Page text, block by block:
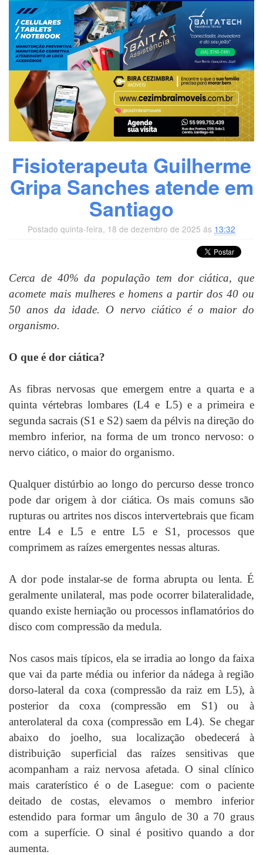
Fisioterapeuta Guilherme
Gripa Sanches atende em
Santiago
Postado quinta-feira, 18 de dezembro de 2025 ás 13:32
Cerca de 40% da população tem dor ciática, que
acomete mais mulheres e homens a partir dos 40 ou
50 anos da idade. O nervo ciático é o maior do
organismo.
O que é dor ciática?
As fibras nervosas que emergem entre a quarta e a
quinta vértebras lombares (L4 e L5) e a primeira e
segunda sacrais (S1 e S2) saem da pélvis na direção do
membro inferior, na forma de um tronco nervoso: o
nervo ciático, o maior do organismo.
Qualquer distúrbio ao longo do percurso desse tronco
pode dar origem à dor ciática. Os mais comuns são
rupturas ou artrites nos discos intervertebrais que ficam
entre L4 e L5 e entre L5 e S1, processos que
comprimem as raízes emergentes nessas alturas.
A dor pode instalar-se de forma abrupta ou lenta. É
geralmente unilateral, mas pode ocorrer bilateralidade,
quando existe herniação ou processos inflamatórios do
disco com compressão da medula.
Nos casos mais típicos, ela se irradia ao longo da faixa
que vai da parte média ou inferior da nádega à região
dorso-lateral da coxa (compressão da raiz em L5), à
posterior da coxa (compressão em S1) ou à
anterolateral da coxa (compressão em L4). Se chegar
abaixo do joelho, sua localização obedecerá à
distribuição superficial das raízes sensitivas que
acompanham a raiz nervosa afetada. O sinal clínico
mais caraterístico é o de Lasegue: com o paciente
deitado de costas, elevamos o membro inferior
estendido para formar um ângulo de 30 a 70 graus
com a superfície. O sinal é positivo quando a dor
aumenta.